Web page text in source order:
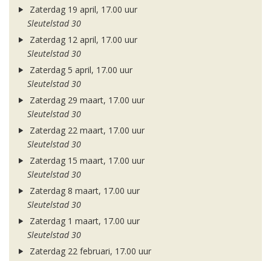
Zaterdag 19 april, 17.00 uur
Sleutelstad 30
Zaterdag 12 april, 17.00 uur
Sleutelstad 30
Zaterdag 5 april, 17.00 uur
Sleutelstad 30
Zaterdag 29 maart, 17.00 uur
Sleutelstad 30
Zaterdag 22 maart, 17.00 uur
Sleutelstad 30
Zaterdag 15 maart, 17.00 uur
Sleutelstad 30
Zaterdag 8 maart, 17.00 uur
Sleutelstad 30
Zaterdag 1 maart, 17.00 uur
Sleutelstad 30
Zaterdag 22 februari, 17.00 uur